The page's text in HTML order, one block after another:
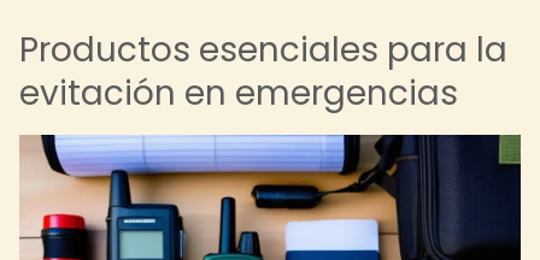
Productos esenciales para la
evitación en emergencias